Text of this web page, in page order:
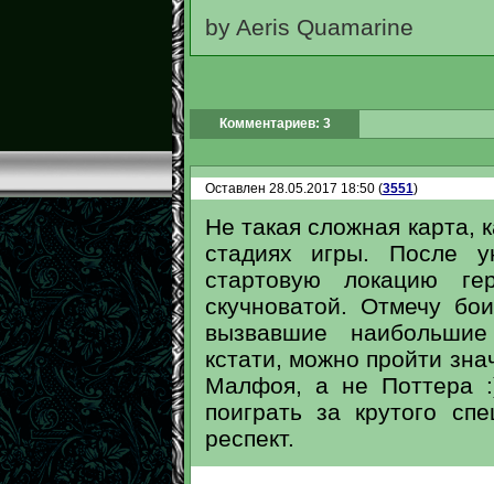
by Aeris Quamarine
Комментариев: 3
Оставлен 28.05.2017 18:50 (3551)
Не такая сложная карта,
стадиях игры. После
стартовую локацию
скучноватой. Отмечу
вызвавшие
кстати, можно пройти
Малфоя, а не Поттера
поиграть за крутого
респект.